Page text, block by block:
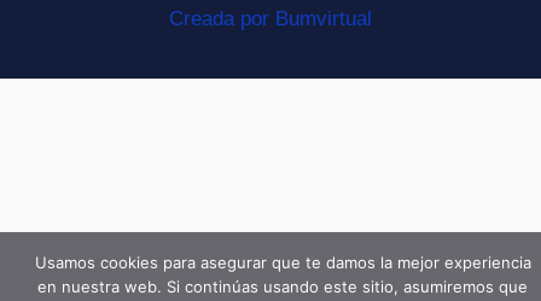
Creada por Bumvirtual
Usamos cookies para asegurar que te damos la mejor experiencia
en nuestra web. Si continúas usando este sitio, asumiremos que